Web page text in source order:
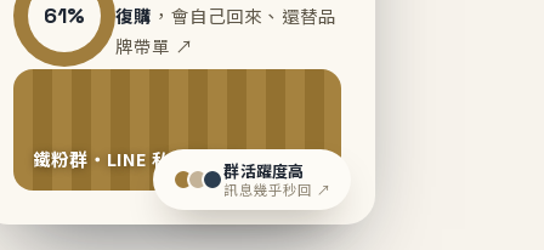
61%
復購 ，會自己回來、還替品
牌帶單 ↗
鐵粉群・LINE 私域運營中群活躍度高
訊息幾乎秒回 ↗